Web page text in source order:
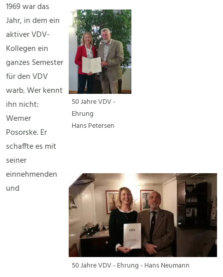
50 Jahre VDV -
Ehrung
Hans Petersen
50 Jahre VDV - Ehrung - Hans Neumann
1969 war das
Jahr, in dem ein
aktiver VDV-
Kollegen ein
ganzes Semester
für den VDV
warb. Wer kennt
ihn nicht:
Werner
Posorske. Er
schaffte es mit
seiner
einnehmenden
und